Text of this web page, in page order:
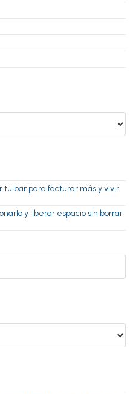
tu bar para facturar más y vivir
y liberar espacio sin borrar